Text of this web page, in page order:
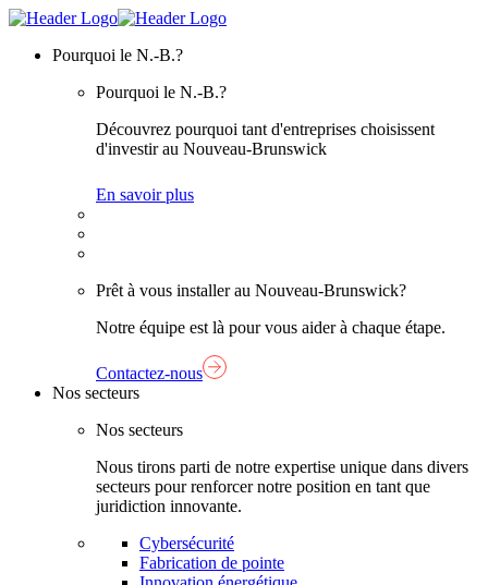
Skip
content
Lien
Pourquoi le N.-B.?
Pourquoi le N.-B.?
Découvrez pourquoi tant d'entreprises choisissent
d'investir au Nouveau-Brunswick
En savoir plus
Prêt à vous installer au Nouveau-Brunswick?
Notre équipe est là pour vous aider à chaque étape.
Contactez-nous
Nos secteurs
Nos secteurs
Nous tirons parti de notre expertise unique dans divers
secteurs pour renforcer notre position en tant que
juridiction innovante.
Cybersécurité
Fabrication de pointe